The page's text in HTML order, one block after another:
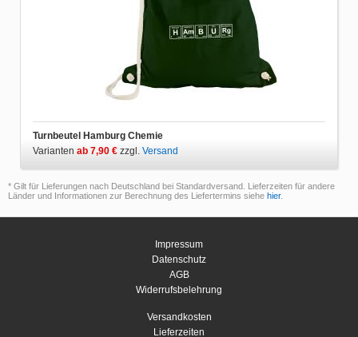
Turnbeutel Hamburg Chemie
Varianten ab 7,90 € zzgl. Versand
* Gilt für Lieferungen nach Deutschland bei Standardversand. Lieferzeiten für andere
Länder und Informationen zur Berechnung des Liefertermins siehe hier.
Impressum
Datenschutz
AGB
Widerrufsbelehrung
Versandkosten
Lieferzeiten